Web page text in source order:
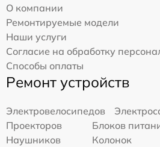
О компании
Ремонтируемые модели
Наши услуги
Согласие на обработку
Способы оплаты
Ремонт устройств
Электровелосипедов
Проекторов
Блоков
Наушников
Колонок